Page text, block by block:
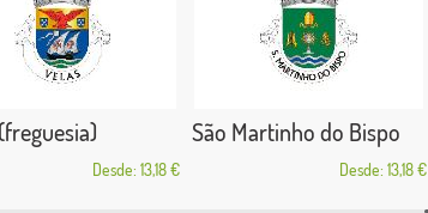
Desde: 13,18 €
São Martinho do Bispo
Desde: 13,18 €